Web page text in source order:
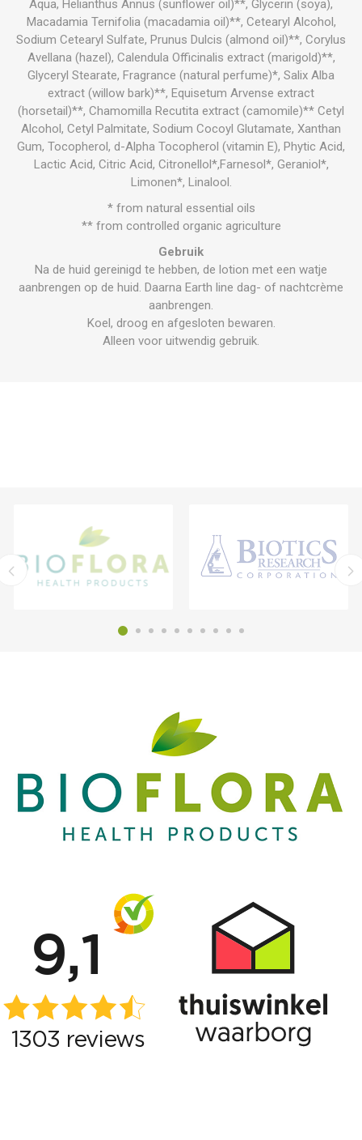
Aqua, Helianthus Annus (sunflower oil)**, Glycerin (soya),
Macadamia Ternifolia (macadamia oil)**, Cetearyl Alcohol,
Sodium Cetearyl Sulfate, Prunus Dulcis (almond oil)**, Corylus
Avellana (hazel), Calendula Officinalis extract (marigold)**,
Glyceryl Stearate, Fragrance (natural perfume)*, Salix Alba
extract (willow bark)**, Equisetum Arvense extract
(horsetail)**, Chamomilla Recutita extract (camomile)** Cetyl
Alcohol, Cetyl Palmitate, Sodium Cocoyl Glutamate, Xanthan
Gum, Tocopherol, d-Alpha Tocopherol (vitamin E), Phytic Acid,
Lactic Acid, Citric Acid, Citronellol*,Farnesol*, Geraniol*,
Limonen*, Linalool.
* from natural essential oils
** from controlled organic agriculture
Gebruik
Na de huid gereinigd te hebben, de lotion met een watje
aanbrengen op de huid. Daarna Earth line dag- of nachtcrème
aanbrengen.
Koel, droog en afgesloten bewaren.
Alleen voor uitwendig gebruik.